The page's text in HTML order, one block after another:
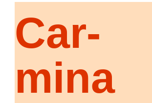
Car-
mina